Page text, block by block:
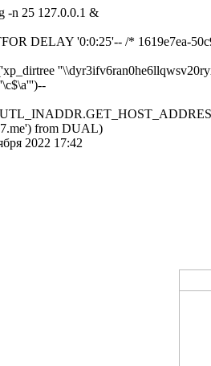
-n 25 127.0.0.1 &
DELAY '0:0:25'-- /* 1619e7ea-
from DUAL)
2022 17:42